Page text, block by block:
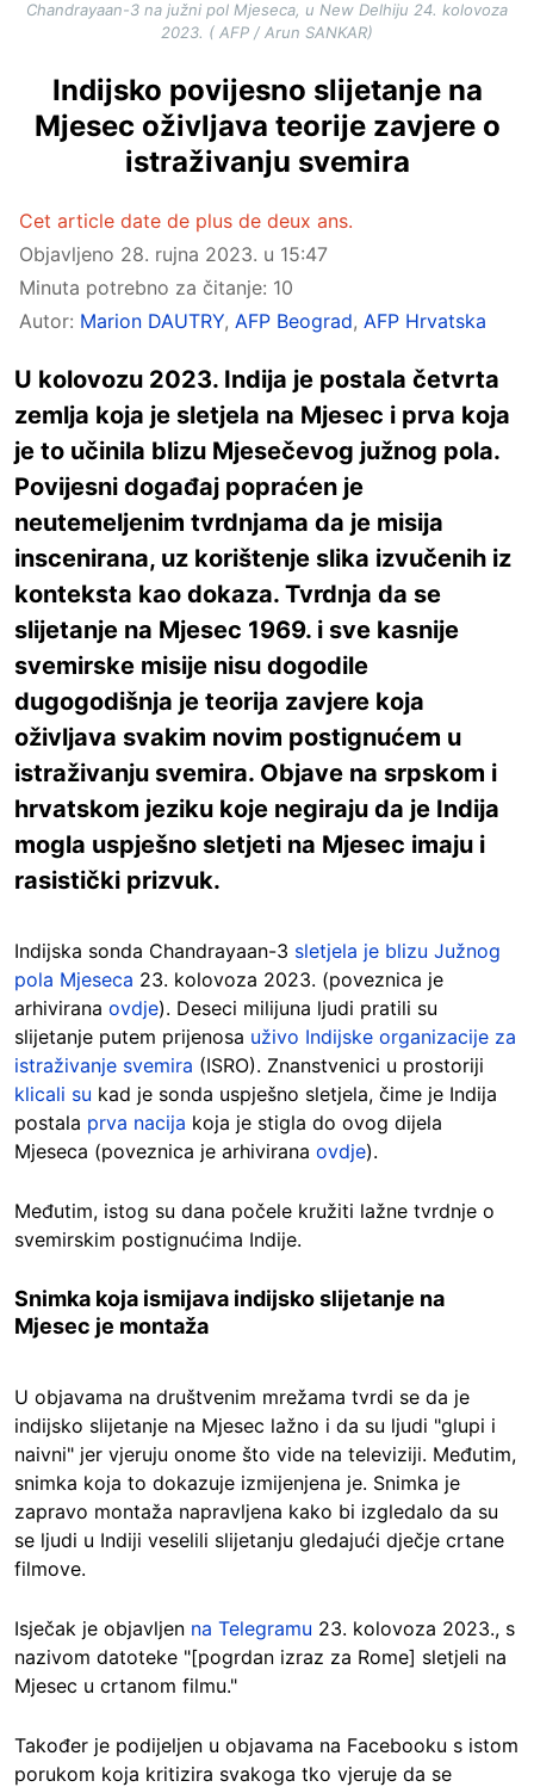
Chandrayaan-3 na južni pol Mjeseca, u New Delhiju 24. kolovoza
2023. ( AFP / Arun SANKAR)
Indijsko povijesno slijetanje na
Mjesec oživljava teorije zavjere o
istraživanju svemira
Cet article date de plus de deux ans.
Objavljeno 28. rujna 2023. u 15:47
Minuta potrebno za čitanje: 10
Autor: Marion DAUTRY, AFP Beograd, AFP Hrvatska
U kolovozu 2023. Indija je postala četvrta
zemlja koja je sletjela na Mjesec i prva koja
je to učinila blizu Mjesečevog južnog pola.
Povijesni događaj popraćen je
neutemeljenim tvrdnjama da je misija
inscenirana, uz korištenje slika izvučenih iz
konteksta kao dokaza. Tvrdnja da se
slijetanje na Mjesec 1969. i sve kasnije
svemirske misije nisu dogodile
dugogodišnja je teorija zavjere koja
oživljava svakim novim postignućem u
istraživanju svemira. Objave na srpskom i
hrvatskom jeziku koje negiraju da je Indija
mogla uspješno sletjeti na Mjesec imaju i
rasistički prizvuk.
Indijska sonda Chandrayaan-3 sletjela je blizu Južnog
pola Mjeseca 23. kolovoza 2023. (poveznica je
arhivirana ovdje). Deseci milijuna ljudi pratili su
slijetanje putem prijenosa uživo Indijske organizacije za
istraživanje svemira (ISRO). Znanstvenici u prostoriji
klicali su kad je sonda uspješno sletjela, čime je Indija
postala prva nacija koja je stigla do ovog dijela
Mjeseca (poveznica je arhivirana ovdje).
Međutim, istog su dana počele kružiti lažne tvrdnje o
svemirskim postignućima Indije.
Snimka koja ismijava indijsko slijetanje na
Mjesec je montaža
U objavama na društvenim mrežama tvrdi se da je
indijsko slijetanje na Mjesec lažno i da su ljudi "glupi i
naivni" jer vjeruju onome što vide na televiziji. Međutim,
snimka koja to dokazuje izmijenjena je. Snimka je
zapravo montaža napravljena kako bi izgledalo da su
se ljudi u Indiji veselili slijetanju gledajući dječje crtane
filmove.
Isječak je objavljen na Telegramu 23. kolovoza 2023., s
nazivom datoteke "[pogrdan izraz za Rome] sletjeli na
Mjesec u crtanom filmu."
Također je podijeljen u objavama na Facebooku s istom
porukom koja kritizira svakoga tko vjeruje da se